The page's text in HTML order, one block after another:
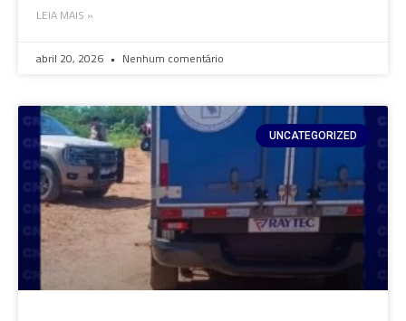
LEIA MAIS »
abril 20, 2026 Nenhum comentário
UNCATEGORIZED